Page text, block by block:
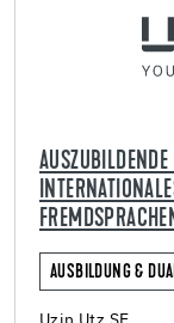
AUSBILDUNG &